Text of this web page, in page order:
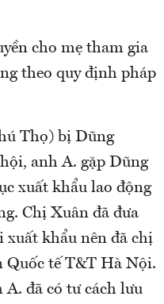
cho mẹ tham gia
theo quy định pháp
Thọ) bị Dũng
anh A. gặp Dũng
xuất khẩu lao động
Chị Xuân đã đưa
khẩu nên đã chị
Quốc tế T&T Hà Nội.
đã có tư cách lưu